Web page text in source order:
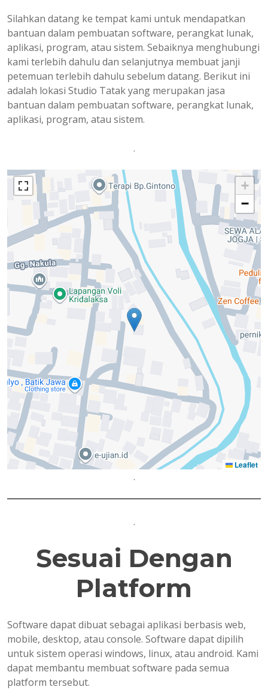
Silahkan datang ke tempat kami untuk mendapatkan
bantuan dalam pembuatan software, perangkat lunak,
aplikasi, program, atau sistem. Sebaiknya menghubungi
kami terlebih dahulu dan selanjutnya membuat janji
petemuan terlebih dahulu sebelum datang. Berikut ini
adalah lokasi Studio Tatak yang merupakan jasa
bantuan dalam pembuatan software, perangkat lunak,
aplikasi, program, atau sistem.
.
+
−
Leaflet
.
.
Sesuai Dengan
Platform
Software dapat dibuat sebagai aplikasi berbasis web,
mobile, desktop, atau console. Software dapat dipilih
untuk sistem operasi windows, linux, atau android. Kami
dapat membantu membuat software pada semua
platform tersebut.